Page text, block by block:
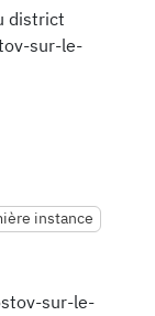
district
sur-le-
instance
sur-le-